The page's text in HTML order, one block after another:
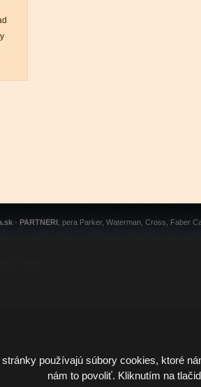
- PARTNERI , pera Parker, Waterman, Cross, Faber
používajú súbory cookies, ktoré
nám to povoliť. Kliknutím na